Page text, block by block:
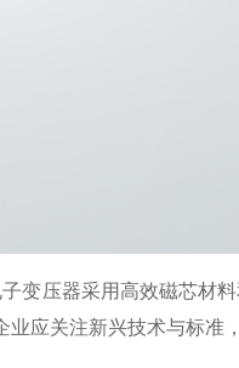
变压器采用高效磁芯材
应关注新兴技术与标准